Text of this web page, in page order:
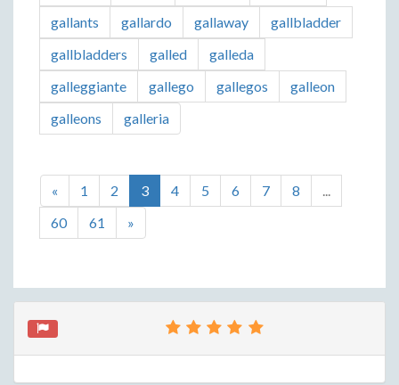
gallants
gallardo gallaway
gallbladder
gallbladders
galled
galleda
galleggiante
gallego gallegos
galleon
galleons
galleria
« 1 2 3 4 5 6 7 8
...
60
61 »